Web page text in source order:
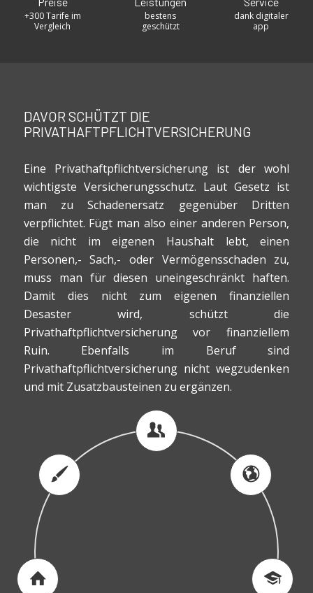
+300 Tarife im
Vergleich
bestens
geschützt
dank digitaler
app
DAVOR SCHÜTZT DIE
PRIVATHAFTPFLICHTVERSICHERUNG
Eine Privathaftpflichtversicherung ist der wohl
wichtigste Versicherungsschutz. Laut Gesetz ist
man zu Schadenersatz gegenüber Dritten
verpflichtet. Fügt man also einer anderen Person,
die nicht im eigenen Haushalt lebt, einen
Personen,- Sach,- oder Vermögensschaden zu,
muss man für diesen uneingeschränkt haften.
Damit dies nicht zum eigenen finanziellen
Desaster wird, schützt die
Privathaftpflichtversicherung vor finanziellem
Ruin. Ebenfalls im Beruf sind
Privathaftpflichtversicherung nicht wegzudenken
und mit Zusatzbausteinen zu ergänzen.